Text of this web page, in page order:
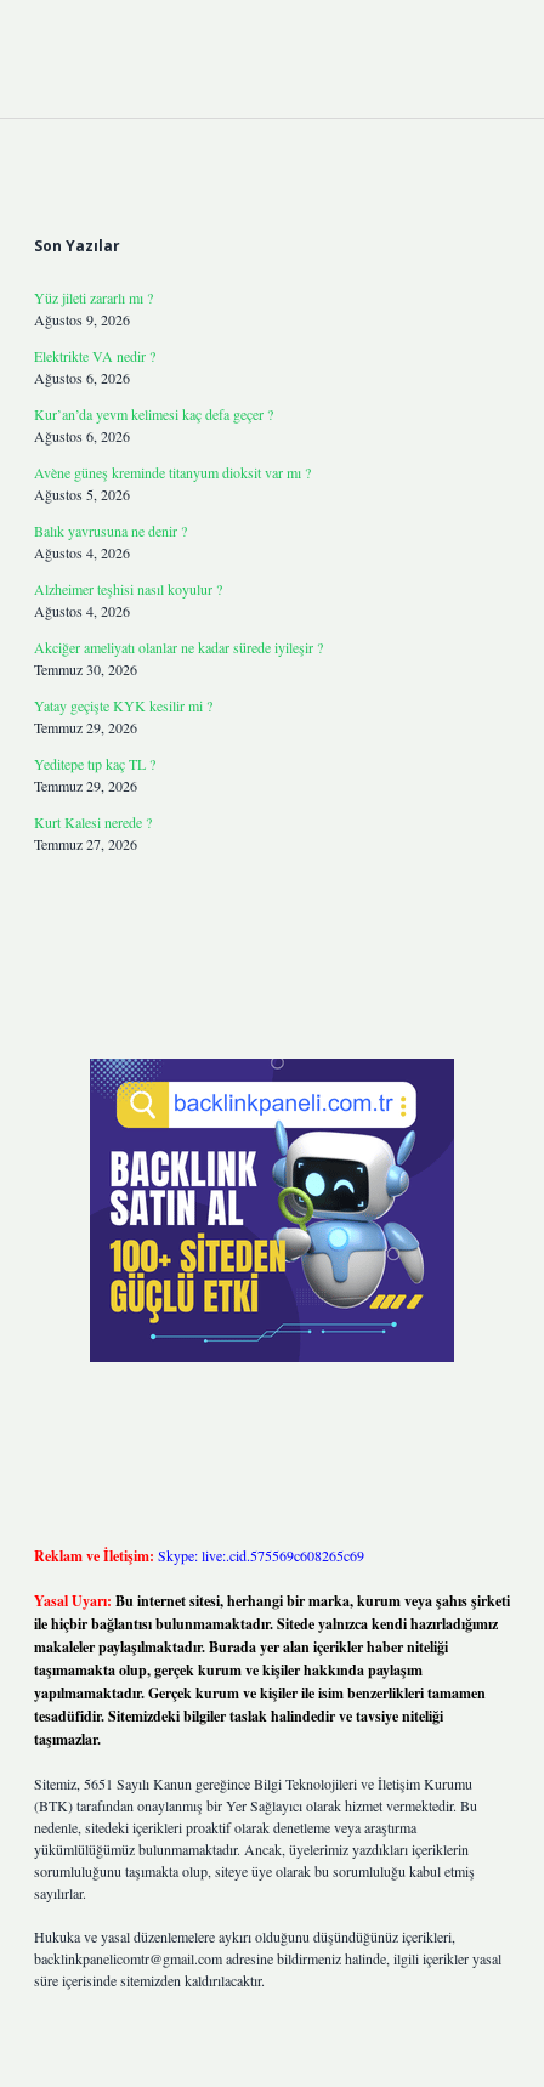
Son Yazılar
Yüz jileti zararlı mı ?
Ağustos 9, 2026
Elektrikte VA nedir ?
Ağustos 6, 2026
Kur’an’da yevm kelimesi kaç defa geçer ?
Ağustos 6, 2026
Avène güneş kreminde titanyum dioksit var mı ?
Ağustos 5, 2026
Balık yavrusuna ne denir ?
Ağustos 4, 2026
Alzheimer teşhisi nasıl koyulur ?
Ağustos 4, 2026
Akciğer ameliyatı olanlar ne kadar sürede iyileşir ?
Temmuz 30, 2026
Yatay geçişte KYK kesilir mi ?
Temmuz 29, 2026
Yeditepe tıp kaç TL ?
Temmuz 29, 2026
Kurt Kalesi nerede ?
Temmuz 27, 2026
Reklam ve İletişim: Skype: live:.cid.575569c608265c69
Yasal Uyarı: Bu internet sitesi, herhangi bir marka, kurum veya şahıs şirketi
ile hiçbir bağlantısı bulunmamaktadır. Sitede yalnızca kendi hazırladığımız
makaleler paylaşılmaktadır. Burada yer alan içerikler haber niteliği
taşımamakta olup, gerçek kurum ve kişiler hakkında paylaşım
yapılmamaktadır. Gerçek kurum ve kişiler ile isim benzerlikleri tamamen
tesadüfidir. Sitemizdeki bilgiler taslak halindedir ve tavsiye niteliği
taşımazlar.
Sitemiz, 5651 Sayılı Kanun gereğince Bilgi Teknolojileri ve İletişim Kurumu
(BTK) tarafından onaylanmış bir Yer Sağlayıcı olarak hizmet vermektedir. Bu
nedenle, sitedeki içerikleri proaktif olarak denetleme veya araştırma
yükümlülüğümüz bulunmamaktadır. Ancak, üyelerimiz yazdıkları içeriklerin
sorumluluğunu taşımakta olup, siteye üye olarak bu sorumluluğu kabul etmiş
sayılırlar.
Hukuka ve yasal düzenlemelere aykırı olduğunu düşündüğünüz içerikleri,
backlinkpanelicomtr@gmail.comadresine bildirmeniz halinde, ilgili içerikler yasal
süre içerisinde sitemizden kaldırılacaktır.